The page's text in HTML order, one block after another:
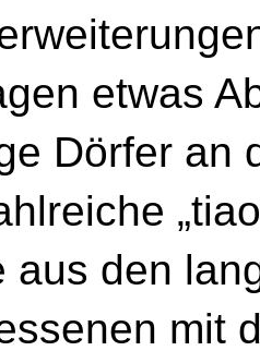
etwas
Dörfer an
aus den
mit